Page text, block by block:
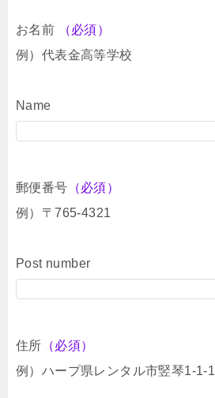
お名前
（必須）
例）代表金高等学校
Name
郵便番号 （必須）
例）〒765-4321
Post number
住所 （必須）
例）ハープ県レンタル市竪琴1-1-1